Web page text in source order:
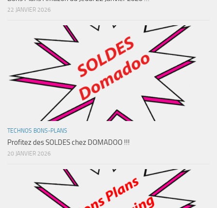
22 JANVIER 2026
TECHNOS BONS-PLANS
Profitez des SOLDES chez DOMADOO !!!
20 JANVIER 2026